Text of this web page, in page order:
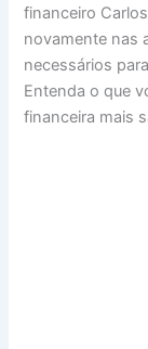
financeiro
novamente nas
necessários
Entenda o que
financeira mais